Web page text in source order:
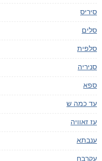
סיריס
סלים
סלפית
סניריה
ספא
עד כמה ש
עז זאוויה
ענבתא
עקרבח